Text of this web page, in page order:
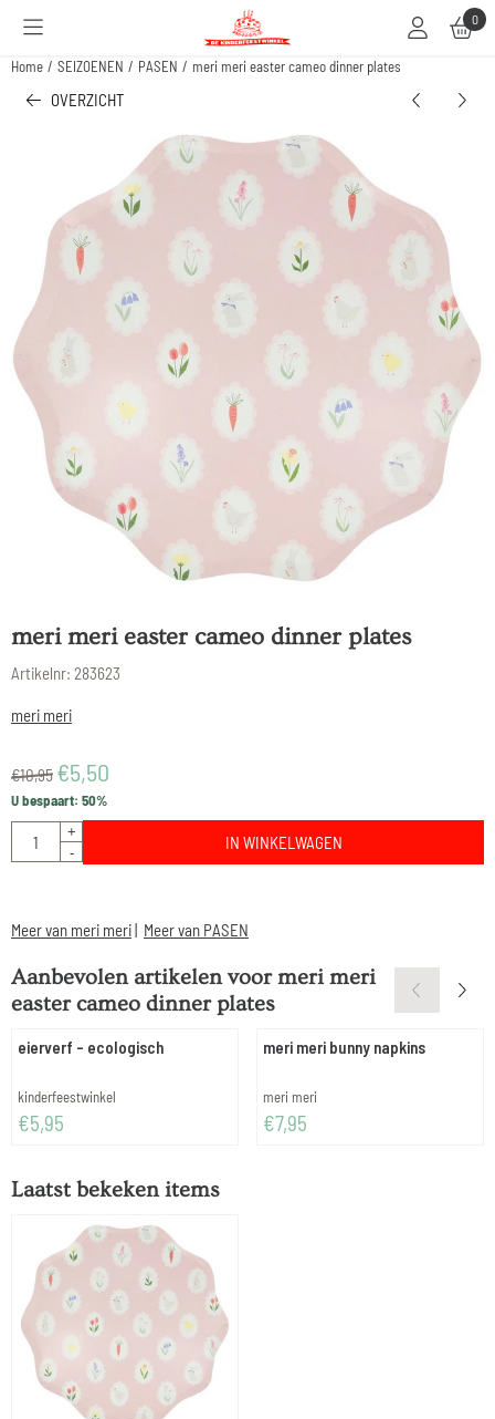
Cookievoorkeuren zijn beschikbaar. Kies instellingen of sta alle cookies toe.0
Home / SEIZOENEN / PASEN / meri meri easter cameo dinner plates
OVERZICHT
meri meri easter cameo dinner plates
Artikelnr: 283623
meri meri
€10,95 €5,50
U bespaart: 50%
Aantal
+
-
IN WINKELWAGEN
Meer van meri meri| Meer van PASEN
Aanbevolen artikelen voormeri meri
easter cameo dinner plates
eierverf - ecologisch
Merk:
kinderfeestwinkel
Prijs: 5,95
€5,95
meri meri bunny napkins
Merk:
meri meri
Prijs: 7,95
€7,95
Laatst bekeken items